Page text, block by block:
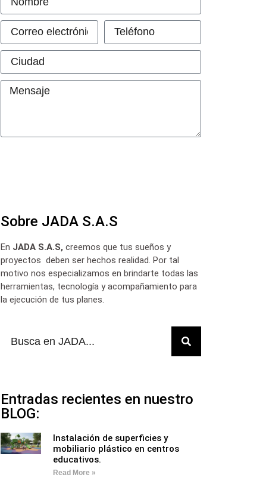
Sobre JADA S.A.S
En JADA S.A.S, creemos que tus sueños y
proyectos deben ser hechos realidad. Por tal
motivo nos especializamos en brindarte todas las
herramientas, tecnología y acompañamiento para
la ejecución de tus planes.
Entradas recientes en nuestro
BLOG:
Instalación de superficies y
mobiliario plástico en centros
educativos.
Read More »